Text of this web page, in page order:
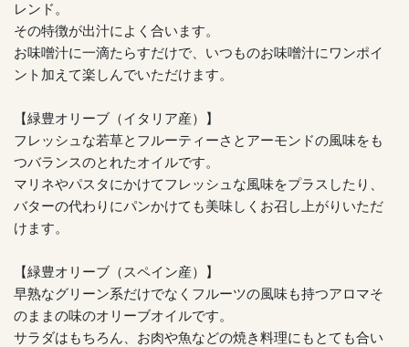
レンド。
その特徴が出汁によく合います。
お味噌汁に一滴たらすだけで、いつものお味噌汁にワンポイ
ント加えて楽しんでいただけます。
【緑豊オリーブ（イタリア産）】
フレッシュな若草とフルーティーさとアーモンドの風味をも
つバランスのとれたオイルです。
マリネやパスタにかけてフレッシュな風味をプラスしたり、
バターの代わりにパンかけても美味しくお召し上がりいただ
けます。
【緑豊オリーブ（スペイン産）】
早熟なグリーン系だけでなくフルーツの風味も持つアロマそ
のままの味のオリーブオイルです。
サラダはもちろん、お肉や魚などの焼き料理にもとても合い